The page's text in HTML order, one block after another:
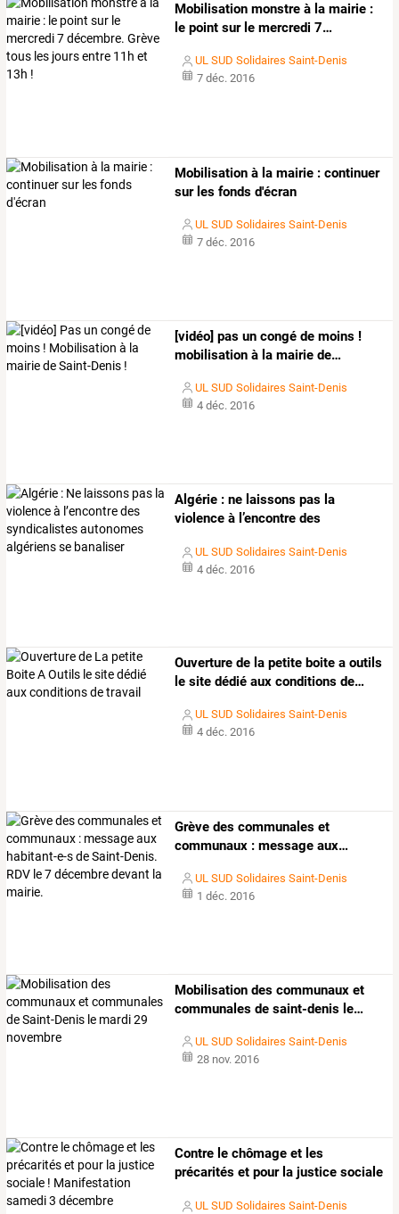
Mobilisation monstre à la mairie :
le point surle mercredi 7…
UL SUD Solidaires Saint-Denis
7 déc. 2016
Mobilisation à la mairie : continuer
sur les fonds d'écran
UL SUD Solidaires Saint-Denis
7 déc. 2016
[vidéo] pas un congé de moins !
mobilisation à la mairie de…
UL SUD Solidaires Saint-Denis
4 déc. 2016
Algérie : ne laissons pas la
violence à l’encontre des
UL SUD Solidaires Saint-Denis
4 déc. 2016
Ouverture de la petite boite a outils
le site dédié aux conditions de…
UL SUD Solidaires Saint-Denis
4 déc. 2016
Grève des communales et
communaux : message aux…
UL SUD Solidaires Saint-Denis
1 déc. 2016
Mobilisation des communaux et
communales de saint-denis le…
UL SUD Solidaires Saint-Denis
28 nov. 2016
Contre le chômage et les
précarités et pourla justice sociale
UL SUD Solidaires Saint-Denis